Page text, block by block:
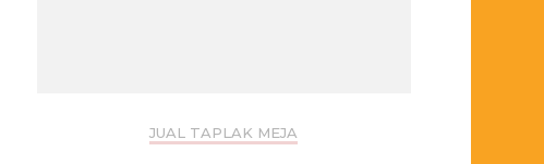
JUAL TAPLAK MEJA